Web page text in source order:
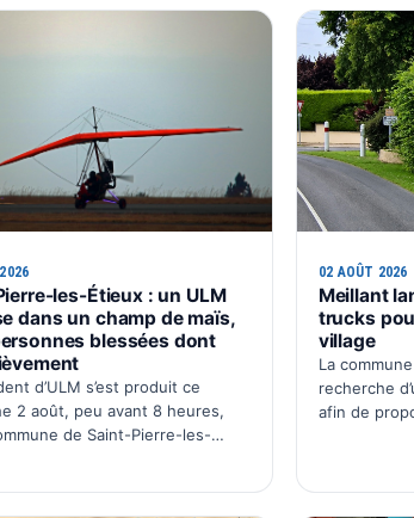
les-Étieux : un ULM
dans un champ de maïs,
blessées dont
d’ULM s’est produit ce
2 août, peu avant 8 heures,
de Saint-Pierre-les-
02 AOÛT 2026
Meillant
trucks
village
La
recherche
afin de